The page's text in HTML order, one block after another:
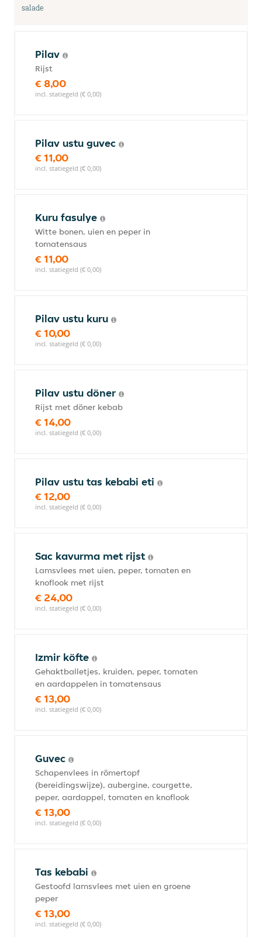
salade
Pilav
Rijst
€ 8,00
incl. statiegeld (€ 0,00)
Pilav ustu guvec
€ 11,00
incl. statiegeld (€ 0,00)
Kuru fasulye
Witte bonen, uien en peper in
tomatensaus
€ 11,00
incl. statiegeld (€ 0,00)
Pilav ustu kuru
€ 10,00
incl. statiegeld (€ 0,00)
Pilav ustu döner
Rijst met döner kebab
€ 14,00
incl. statiegeld (€ 0,00)
Pilav ustu tas kebabi eti
€ 12,00
incl. statiegeld (€ 0,00)
Sac kavurma met rijst
Lamsvlees met uien, peper, tomaten en
knoflook met rijst
€ 24,00
incl. statiegeld (€ 0,00)
Izmir köfte
Gehaktballetjes, kruiden, peper, tomaten
en aardappelen in tomatensaus
€ 13,00
incl. statiegeld (€ 0,00)
Guvec
Schapenvlees in römertopf
(bereidingswijze), aubergine, courgette,
peper, aardappel, tomaten en knoflook
€ 13,00
incl. statiegeld (€ 0,00)
Tas kebabi
Gestoofd lamsvlees met uien en groene
peper
€ 13,00
incl. statiegeld (€ 0,00)